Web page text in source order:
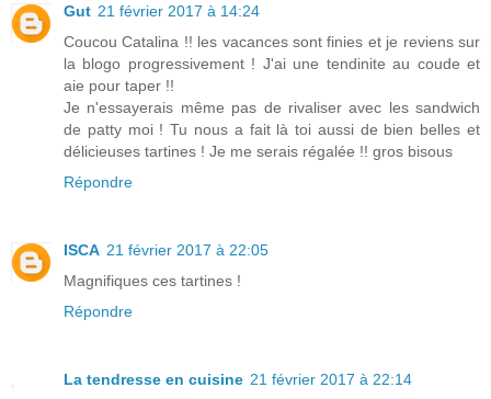
Gut 21 février 2017 à 14:24
Coucou Catalina !! les vacances sont finies et je reviens sur
la blogo progressivement ! J'ai une tendinite au coude et
aie pour taper !!
Je n'essayerais même pas de rivaliser avec les sandwich
de patty moi ! Tu nous a fait là toi aussi de bien belles et
délicieuses tartines ! Je me serais régalée !! gros bisous
Répondre
ISCA 21 février 2017 à 22:05
Magnifiques ces tartines !
Répondre
La tendresse en cuisine 21 février 2017 à 22:14